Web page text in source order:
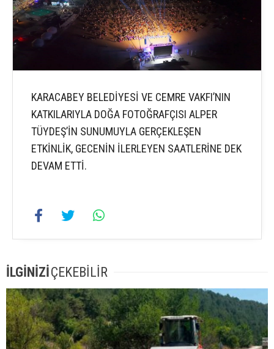
KARACABEY BELEDİYESİ VE CEMRE VAKFI’NIN
KATKILARIYLA DOĞA FOTOĞRAFÇISI ALPER
TÜYDEŞ’İN SUNUMUYLA GERÇEKLEŞEN
ETKİNLİK, GECENİN İLERLEYEN SAATLERİNE DEK
DEVAM ETTİ.
İLGİNİZİÇEKEBİLİR